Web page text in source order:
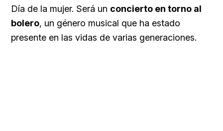
Día de la mujer. Será un concierto en torno al
bolero, un género musical que ha estado
presente en las vidas de varias generaciones.